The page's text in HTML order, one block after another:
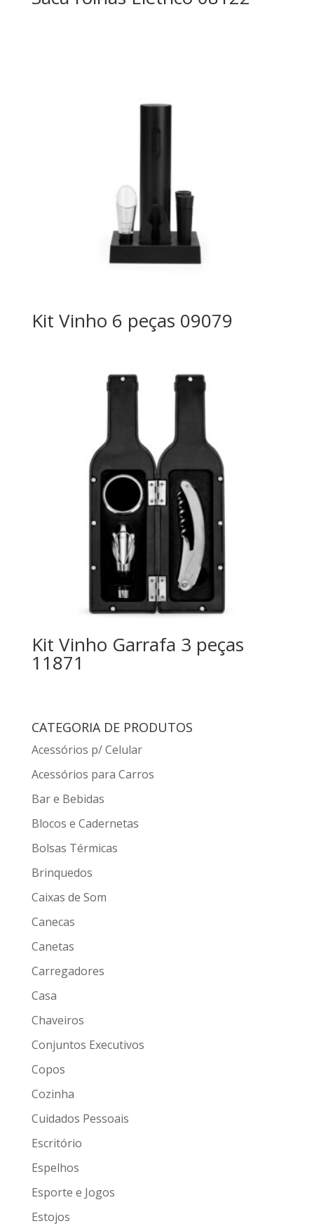
Kit Vinho 6 peças 09079
Kit Vinho Garrafa 3 peças
11871
CATEGORIA DE PRODUTOS
Acessórios p/ Celular
Acessórios para Carros
Bar e Bebidas
Blocos e Cadernetas
Bolsas Térmicas
Brinquedos
Caixas de Som
Canecas
Canetas
Carregadores
Casa
Chaveiros
Conjuntos Executivos
Copos
Cozinha
Cuidados Pessoais
Escritório
Espelhos
Esporte e Jogos
Estojos